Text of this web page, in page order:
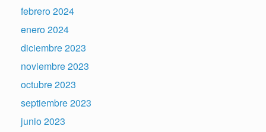
febrero 2024
enero 2024
diciembre 2023
noviembre 2023
octubre 2023
septiembre 2023
junio 2023